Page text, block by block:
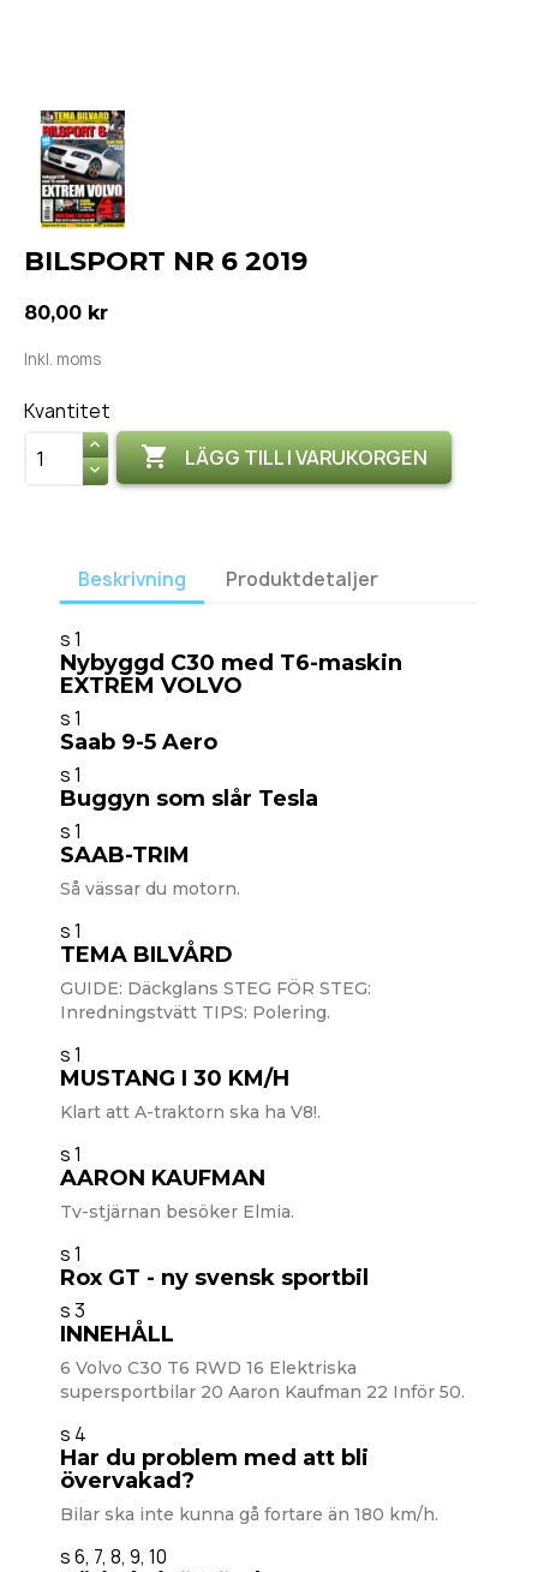
BILSPORT NR 6 2019
80,00 kr
Inkl. moms
Kvantitet
 LÄGG TILL I VARUKORGEN
Beskrivning Produktdetaljer
s 1
Nybyggd C30 med T6-maskin
EXTREM VOLVO
s 1
Saab 9-5 Aero
s 1
Buggyn som slår Tesla
s 1
SAAB-TRIM
Så vässar du motorn.
s 1
TEMA BILVÅRD
GUIDE: Däckglans STEG FÖR STEG:
Inredningstvätt TIPS: Polering.
s 1
MUSTANG I 30 KM/H
Klart att A-traktorn ska ha V8!.
s 1
AARON KAUFMAN
Tv-stjärnan besöker Elmia.
s 1
Rox GT - ny svensk sportbil
s 3
INNEHÅLL
6 Volvo C30 T6 RWD 16 Elektriska
supersportbilar 20 Aaron Kaufman 22 Inför 50.
s 4
Har du problem med att bli
övervakad?
Bilar ska inte kunna gå fortare än 180 km/h.
s 6, 7, 8, 9, 10